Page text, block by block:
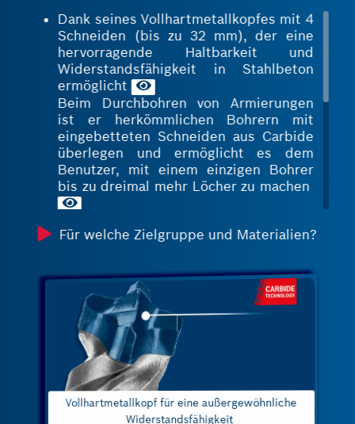
Dank seines Vollhartmetallkopfes mit 4
Schneiden (bis zu 32 mm), der eine
hervorragende Haltbarkeit und
Widerstandsfähigkeit in Stahlbeton
ermöglicht
Beim Durchbohren von Armierungen
ist er herkömmlichen Bohrern mit
eingebetteten Schneiden aus Carbide
überlegen und ermöglicht es dem
Benutzer, mit einem einzigen Bohrer
bis zu dreimal mehr Löcher zu machen
Zentrierspitze sorgt für eine stabile
symmetrische 90°-Seitenwinkel
erzeugen eine breitere und schärfere
pyramidenförmige Spitze, die das
Material direkter angreift
Die starke und langlebige
Schweißverbindung zwischen dem
Stahlkörper und dem
Vollhartmetallkopf (IDS-Technologie
von Bosch) bietet höchste
Für welche Zielgruppe und Materialien?